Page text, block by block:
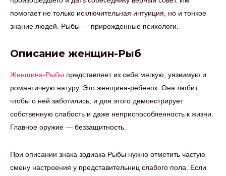
помогает не только исключительная интуиция, но и тонкое
знание людей. Рыбы — прирожденные психологи.
Описание женщин-Рыб
Женщина-Рыбы представляет из себя мягкую, уязвимую и
романтичную натуру. Это женщина-ребенок. Она любит,
чтобы о ней заботились, и для этого демонстрирует
собственную слабость и даже неприспособленность к жизни.
Главное оружие — беззащитность.
При описании знака зодиака Рыбы нужно отметить частую
смену настроения у представительниц слабого пола. Если